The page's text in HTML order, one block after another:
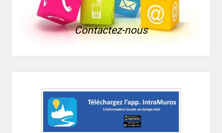
Contactez-nous